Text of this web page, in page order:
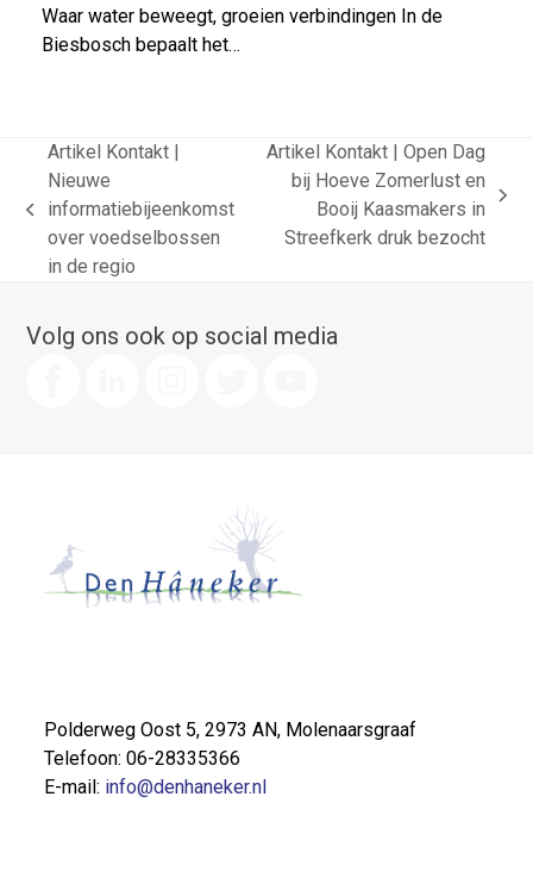
Waar water beweegt, groeien verbindingen In de
Biesbosch bepaalt het…
previous
post:
Artikel Kontakt |
Nieuwe
informatiebijeenkomst
over voedselbossen
in de regio
post:
Artikel Kontakt | Open Dag
bij Hoeve Zomerlust en
Booij Kaasmakers in
Streefkerk druk bezocht
Volg ons ook op social media
Polderweg Oost 5, 2973 AN, Molenaarsgraaf
Telefoon: 06-28335366
E-mail: info@denhaneker.nl